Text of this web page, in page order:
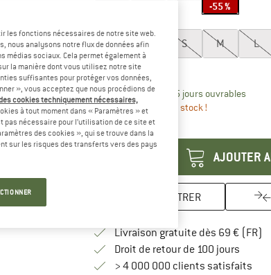
-55 %
XXS XS S M L
Guide des tailles
Délai de livraison: 3-5 jours ouvrablesLe
Plus que 1 article en stock !
Quantité:
AJOUTER
ENREGISTRER
Livraison gratuite dès 69 € (FR)
Droit de retour de 100 jours
> 4 000 000 clients satisfaits
les fonctions nécessaires de notre site web.
nous analysons notre flux de données afin
sociaux. Cela permet également à
la manière dont vous utilisez notre site
suffisantes pour protéger vos données,
», vous acceptez que nous procédions de
cookies techniquement nécessaires,
à tout moment dans « Paramètres » et
nécessaire pour l’utilisation de ce site et
des cookies », qui se trouve dans la
sur les risques des transferts vers des pays